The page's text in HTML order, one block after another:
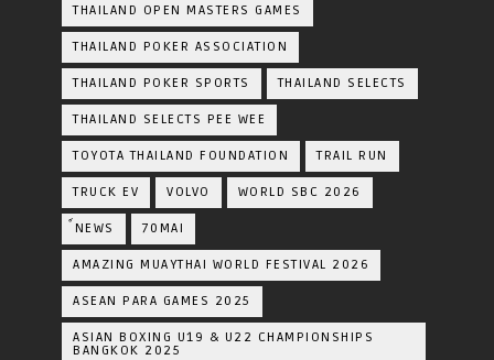
THAILAND OPEN MASTERS GAMES
THAILAND POKER ASSOCIATION
THAILAND POKER SPORTS THAILAND SELECTS
THAILAND SELECTS PEE WEE
TOYOTA​ THAILAND​ FOUNDATION TRAIL RUN
TRUCK EV VOLVO WORLD SBC 2026
์NEWS 70MAI
AMAZING MUAYTHAI WORLD FESTIVAL 2026
ASEAN PARA GAMES 2025
ASIAN BOXING U19 & U22 CHAMPIONSHIPS
BANGKOK 2025